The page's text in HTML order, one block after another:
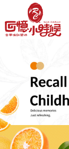
加盟優勢
飲品介紹
關於品牌
加盟優勢
分店資訊
最新消息
聯絡我們